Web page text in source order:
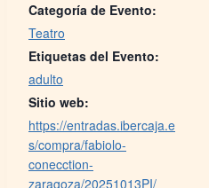
Categoría de Evento:
Teatro
Etiquetas del Evento:
adulto
Sitio web:
https://entradas.ibercaja.e
s/compra/fabiolo-
conecction-
zaragoza/20251013PI/